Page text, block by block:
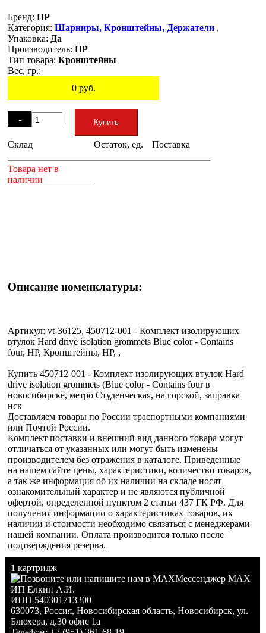
Бренд: HP
Категория: Шарниры, Кронштейны, Держатели ,
Упаковка: Да
Производитель: HP
Тип товара: Кронштейны
Вес, гр.:
0руб.
-
+
Купить
Склад Остаток, ед. Поставка
Товара нет в
наличии
Описание номенклатуры:
Артикул: vt-36125, 450712-001 - Комплект изолирующих
втулок Hard drive isolation grommets Blue color - Contains
four, HP, Кронштейны, HP, ,
Купить 450712-001 - Комплект изолирующих втулок Hard
drive isolation grommets (Blue color - Contains four в
новосибирске, метро Студенческая, на горской, заправка
нск
Доставляем товары по России траспортными компаниями
или Почтой России.
Комплект поставки и внешний вид данного товара могут
отличаться от указанных или могут быть изменены
производителем без отражения в каталоге. Приведенные
на нашем сайте цены, характеристики, количество товаров,
а так же информация об их наличии на складе носят
ознакомительный характер и не являются публичной
офертой, определенной пунктом 2 статьи 437 ГК РФ. Для
получения информации о характеристиках товаров, их
наличии и стоимости необходимо связаться с менеджерами
нашей компании. Оплата производится только после
подтверждения резерва.
1 картридж
Мессенджер MAX
ИП Елкин А.И.
ИНН 540301713300
630073, Россия, Новосибирская область, Новосибирск, ул.
Блюхера, д.30 офис 1а